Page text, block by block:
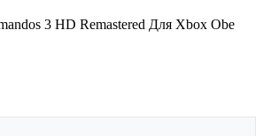
3 HD Remastered Для Xbox Obe